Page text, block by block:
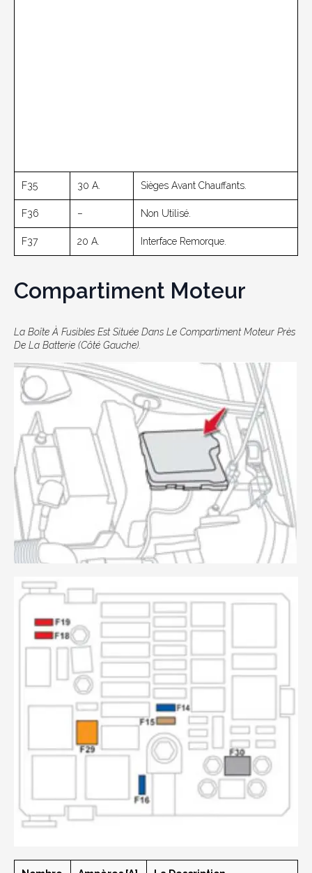
F35 30 A. Sièges Avant Chauffants.
F36 – Non Utilisé.
F37 20 A. Interface Remorque.
Compartiment Moteur
La Boîte À Fusibles Est Située Dans Le Compartiment Moteur Près
De La Batterie (côté Gauche).